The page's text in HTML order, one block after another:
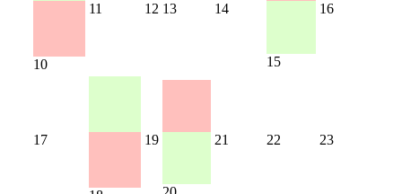
10
11 12 13 14
15
16
17 19 21 22 23